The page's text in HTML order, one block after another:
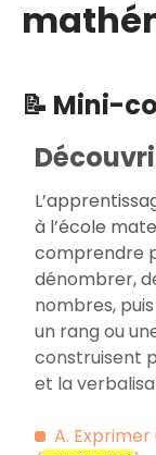
📝 Mini-
à l’école
comprendre
dénombrer,
nombres,
un rang ou
construisent
et la
A.